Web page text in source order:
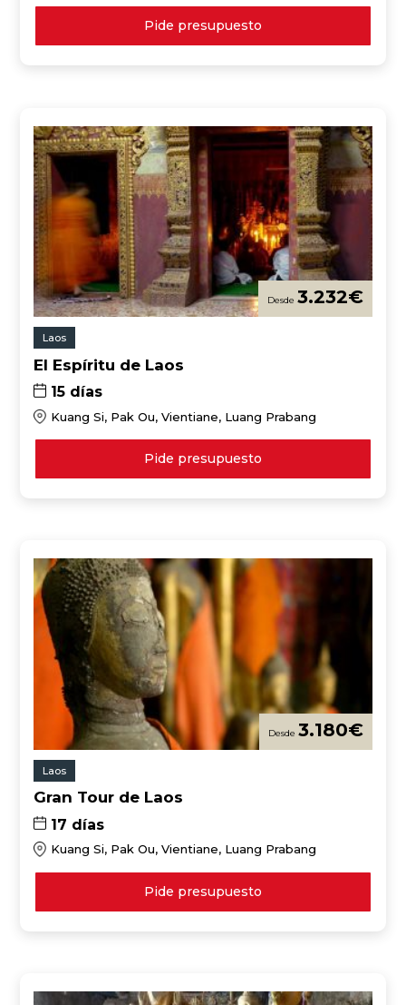
Pide presupuesto
3.232€
Laos
El Espíritu de Laos
15 días
Kuang Si, Pak Ou, Vientiane, Luang Prabang
Pide presupuesto
3.180€
Laos
Gran Tour de Laos
17 días
Kuang Si, Pak Ou, Vientiane, Luang Prabang
Pide presupuesto